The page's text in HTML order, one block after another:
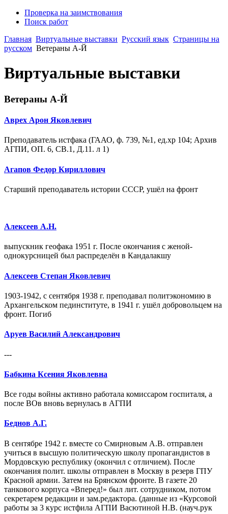
Проверка на заимствования
Поиск работ
Главная Виртуальные выставки Русский язык Страницы на
русском Ветераны А-Й
Виртуальные выставки
Ветераны А-Й
Аврех Арон Яковлевич
Преподаватель истфака (ГААО, ф. 739, №1, ед.хр 104; Архив
АГПИ, ОП. 6, СВ.1, Д.11. л 1)
Агапов Федор Кириллович
Старший преподаватель истории СССР, ушёл на фронт
Алексеев А.Н.
выпускник геофака 1951 г. После окончания с женой-
однокурсницей был распределён в Кандалакшу
Алексеев Степан Яковлевич
1903-1942, с сентября 1938 г. преподавал политэкономию в
Архангельском пединституте, в 1941 г. ушёл добровольцем на
фронт. Погиб
Аруев Василий Александрович
---
Бабкина Ксения Яковлевна
Все годы войны активно работала комиссаром госпиталя, а
после ВОв вновь вернулась в АГПИ
Беднов А.Г.
В сентябре 1942 г. вместе со Смирновым А.В. отправлен
учиться в высшую политическую школу пропагандистов в
Мордовскую республику (окончил с отличием). После
окончания полит. школы отправлен в Москву в резерв ГПУ
Красной армии. Затем на Брянском фронте. В газете 20
танкового корпуса «Вперед!» был лит. сотрудником, потом
секретарем редакции и зам.редактора. (данные из «Курсовой
работы за 3 курс истфила АГПИ Васютиной Н.В. (науч.рук